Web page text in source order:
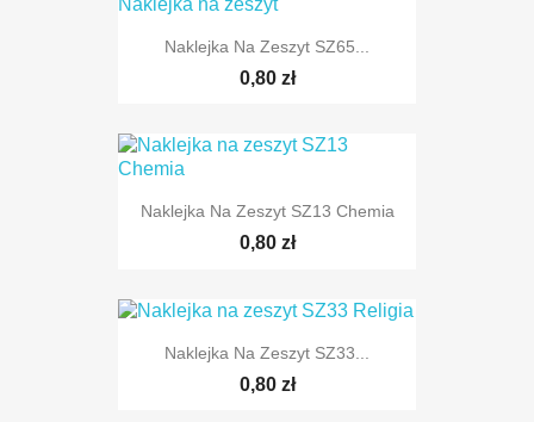
Naklejka Na Zeszyt SZ65...
0,80 zł
Naklejka Na Zeszyt SZ13 Chemia
0,80 zł
Naklejka Na Zeszyt SZ33...
0,80 zł